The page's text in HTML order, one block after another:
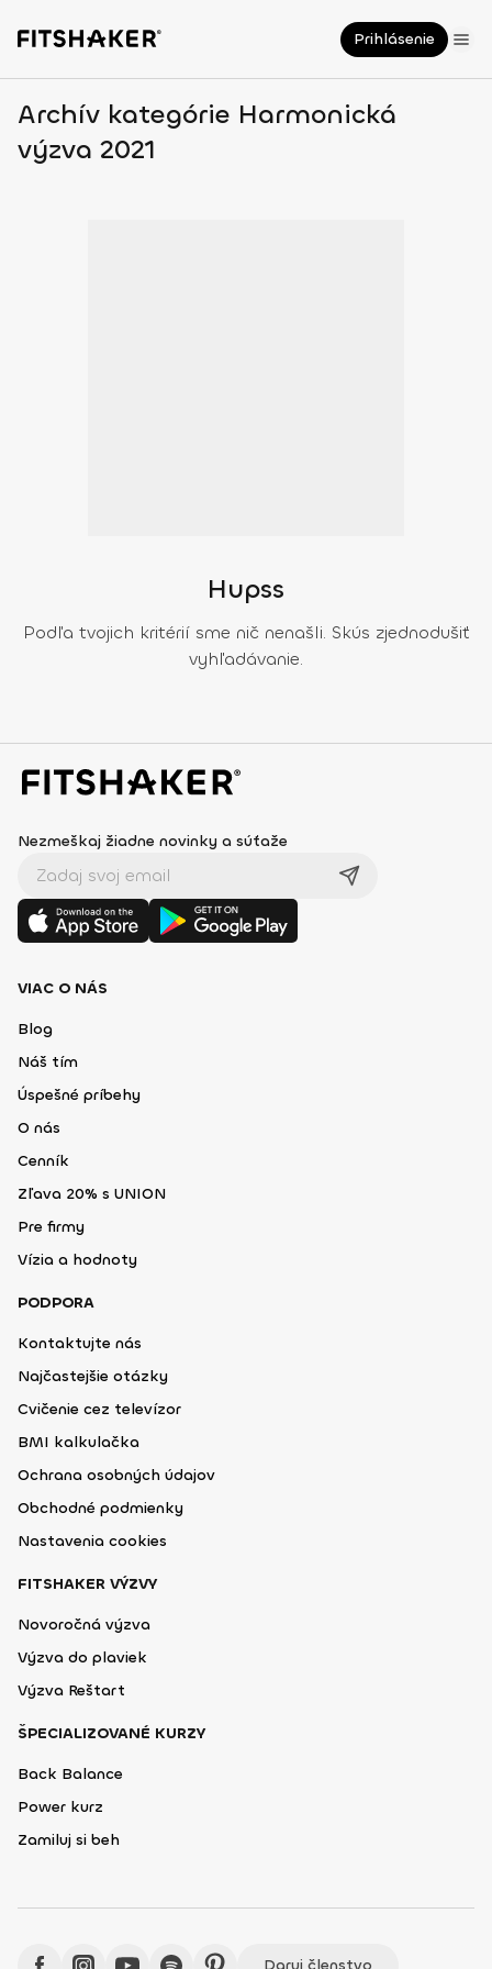
Prihlásenie
Archív kategórie Harmonická
výzva 2021
Hupss
Podľa tvojich kritérií sme nič nenašli. Skús zjednodušiť
vyhľadávanie.
Nezmeškaj žiadne novinky a súťaže
VIAC O NÁS
Blog
Náš tím
Úspešné príbehy
O nás
Cenník
Zľava 20% s UNION
Pre firmy
Vízia a hodnoty
PODPORA
Kontaktujte nás
Najčastejšie otázky
Cvičenie cez televízor
BMI kalkulačka
Ochrana osobných údajov
Obchodné podmienky
Nastavenia cookies
FITSHAKER VÝZVY
Novoročná výzva
Výzva do plaviek
Výzva Reštart
ŠPECIALIZOVANÉ KURZY
Back Balance
Power kurz
Zamiluj si beh